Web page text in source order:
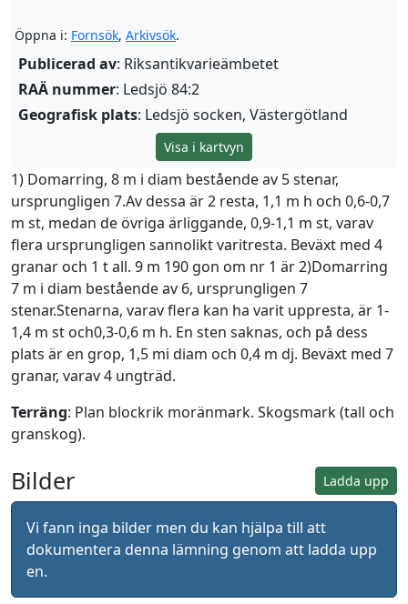
Öppna i: Fornsök, Arkivsök.
Publicerad av: Riksantikvarieämbetet
RAÄ nummer: Ledsjö 84:2
Geografisk plats: Ledsjö socken, Västergötland
Visa i kartvyn
1) Domarring, 8 m i diam bestående av 5 stenar,
ursprungligen 7.Av dessa är 2 resta, 1,1 m h och 0,6-0,7
m st, medan de övriga ärliggande, 0,9-1,1 m st, varav
flera ursprungligen sannolikt varitresta. Beväxt med 4
granar och 1 t all. 9 m 190 gon om nr 1 är 2)Domarring
7 m i diam bestående av 6, ursprungligen 7
stenar.Stenarna, varav flera kan ha varit uppresta, är 1-
1,4 m st och0,3-0,6 m h. En sten saknas, och på dess
plats är en grop, 1,5 mi diam och 0,4 m dj. Beväxt med 7
granar, varav 4 ungträd.
Terräng: Plan blockrik moränmark. Skogsmark (tall och
granskog).
Ladda upp
Bilder
Vi fann inga bilder men du kan hjälpa till att
dokumentera denna lämning genom att ladda upp
en.